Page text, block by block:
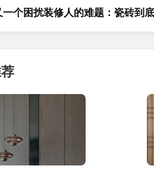
一个困扰装修人的难题：瓷砖到